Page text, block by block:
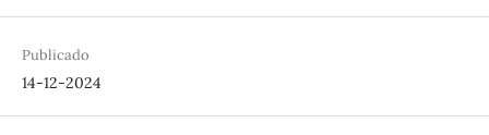
Publicado
14-12-2024